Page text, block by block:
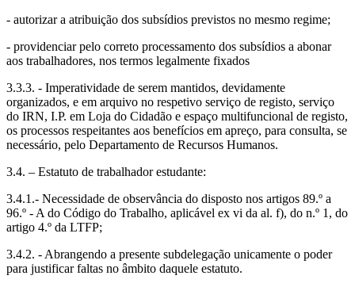
- autorizar a atribuição dos subsídios previstos no mesmo regime;
- providenciar pelo correto processamento dos subsídios a abonar
aos trabalhadores, nos termos legalmente fixados
3.3.3. - Imperatividade de serem mantidos, devidamente
organizados, e em arquivo no respetivo serviço de registo, serviço
do IRN, I.P. em Loja do Cidadão e espaço multifuncional de registo,
os processos respeitantes aos benefícios em apreço, para consulta, se
necessário, pelo Departamento de Recursos Humanos.
3.4. – Estatuto de trabalhador estudante:
3.4.1.- Necessidade de observância do disposto nos artigos 89.º a
96.º - A do Código do Trabalho, aplicável ex vi da al. f), do n.º 1, do
artigo 4.º da LTFP;
3.4.2. - Abrangendo a presente subdelegação unicamente o poder
para justificar faltas no âmbito daquele estatuto.